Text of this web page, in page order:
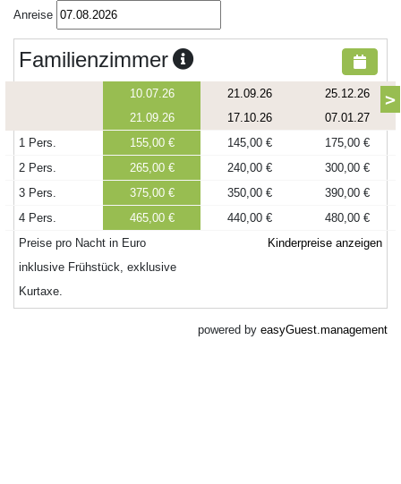
Anreise
Familienzimmer
>
10.07.26
21.09.26
21.09.26
17.10.26
25.12.26
07.01.27
1 Pers.
155,00 € 145,00 €
175,00 €
2 Pers.
265,00 € 240,00 €
300,00 €
3 Pers.
375,00 € 350,00 €
390,00 €
4 Pers.
465,00 € 440,00 €
480,00 €
Preise pro Nacht in Euro
inklusive Frühstück, exklusive
Kurtaxe.
Kinderpreise anzeigen
powered by easyGuest.management